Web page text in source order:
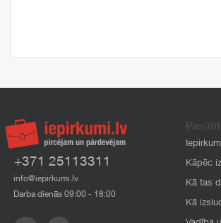
+371 25113311
info@iepirkumi.lv
Darba dienās 09:00 - 18:00
Kāpēc
Kā tas
Kā